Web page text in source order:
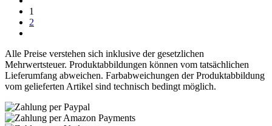
1
2
Alle Preise verstehen sich inklusive der gesetzlichen
Mehrwertsteuer. Produktabbildungen können vom tatsächlichen
Lieferumfang abweichen. Farbabweichungen der Produktabbildung
vom gelieferten Artikel sind technisch bedingt möglich.